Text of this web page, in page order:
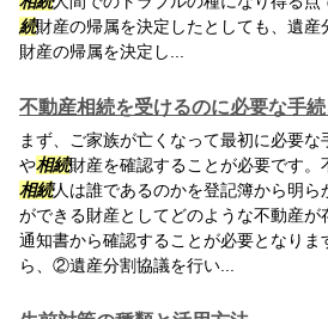
続財産の帰属を決定したとしても、遺産
財産の帰属を決定し...
不動産相続を受けるのに必要な手
まず、ご家族が亡くなって最初に必要
や相続財産を確認することが必要です。
相続人は誰であるのかを登記簿から明ら
ができる財産としてどのような不動産
通知書から確認することが必要となりま
ら、②遺産分割協議を行い...